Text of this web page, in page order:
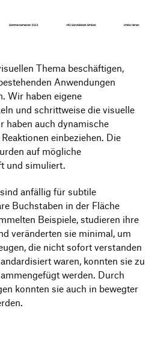
Thema beschäftigen,
Anwendungen
Wir haben eigene
und schrittweise die visuelle
haben auch dynamische
einbeziehen. Die
auf mögliche
und simuliert.
anfällig für subtile
Buchstaben in der Fläche
Beispiele, studieren ihre
veränderten sie minimal, um
die nicht sofort verstanden
waren, konnten sie zu
werden. Durch
konnten sie auch in bewegter